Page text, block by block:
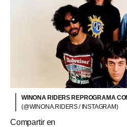
WINONA RIDERS REPROGRAMA
(@WINONA.RIDERS / INSTAGRAM)
Compartir en